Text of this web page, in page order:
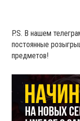
P.S. В нашем
постоянные
предметов!